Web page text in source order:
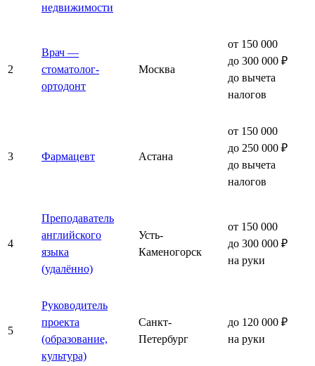
недвижимости
2
Врач —
стоматолог-
ортодонт
Москва
от 150 000
до 300 000 ₽
до вычета
налогов
3 Фармацевт Астана
от 150 000
до 250 000 ₽
до вычета
налогов
4
Преподаватель
английского
языка
(удалённо)
Усть-
Каменогорск
от 150 000
до 300 000 ₽
на руки
5
Руководитель
проекта
(образование,
культура)
Санкт-
Петербург
до 120 000 ₽
на руки